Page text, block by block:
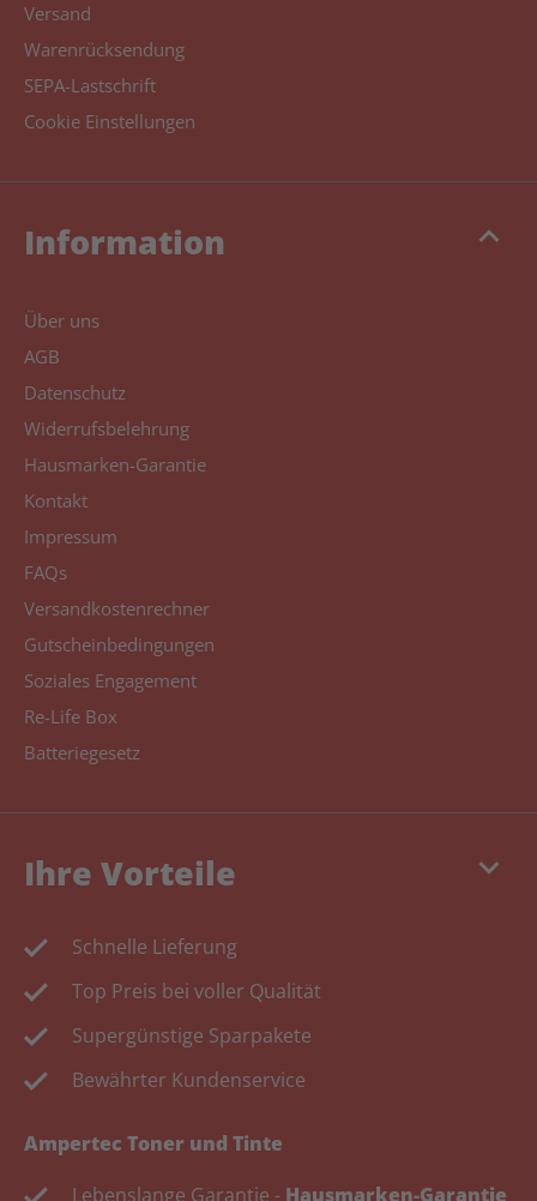
Versand
Warenrücksendung
SEPA-Lastschrift
Cookie Einstellungen
keyboard_arrow_up
Information
Über uns
AGB
Datenschutz
Widerrufsbelehrung
Hausmarken-Garantie
Kontakt
Impressum
FAQs
Versandkostenrechner
Gutscheinbedingungen
Soziales Engagement
Re-Life Box
Batteriegesetz
keyboard_arrow_down
Ihre Vorteile
Schnelle Lieferung
Top Preis bei voller Qualität
Supergünstige Sparpakete
Bewährter Kundenservice
Ampertec Toner und Tinte
Lebenslange Garantie - Hausmarken-Garantie